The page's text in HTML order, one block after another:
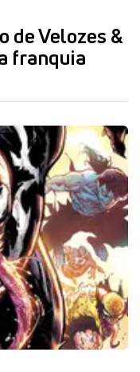
de Velozes &
franquia